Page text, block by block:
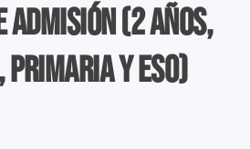
Admisión (2 años,
y ESO)